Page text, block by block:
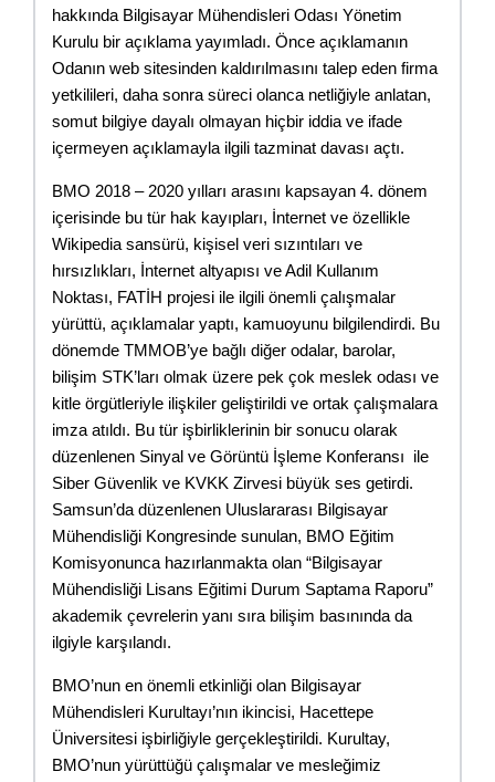
hakkında Bilgisayar Mühendisleri Odası Yönetim
Kurulu bir açıklama yayımladı. Önce açıklamanın
Odanın web sitesinden kaldırılmasını talep eden firma
yetkilileri, daha sonra süreci olanca netliğiyle anlatan,
somut bilgiye dayalı olmayan hiçbir iddia ve ifade
içermeyen açıklamayla ilgili tazminat davası açtı.
BMO 2018 – 2020 yılları arasını kapsayan 4. dönem
içerisinde bu tür hak kayıpları, İnternet ve özellikle
Wikipedia sansürü, kişisel veri sızıntıları ve
hırsızlıkları, İnternet altyapısı ve Adil Kullanım
Noktası, FATİH projesi ile ilgili önemli çalışmalar
yürüttü, açıklamalar yaptı, kamuoyunu bilgilendirdi. Bu
dönemde TMMOB’ye bağlı diğer odalar, barolar,
bilişim STK’ları olmak üzere pek çok meslek odası ve
kitle örgütleriyle ilişkiler geliştirildi ve ortak çalışmalara
imza atıldı. Bu tür işbirliklerinin bir sonucu olarak
düzenlenen Sinyal ve Görüntü İşleme Konferansı  ile
Siber Güvenlik ve KVKK Zirvesi büyük ses getirdi.
Samsun’da düzenlenen Uluslararası Bilgisayar
Mühendisliği Kongresinde sunulan, BMO Eğitim
Komisyonunca hazırlanmakta olan “Bilgisayar
Mühendisliği Lisans Eğitimi Durum Saptama Raporu”
akademik çevrelerin yanı sıra bilişim basınında da
ilgiyle karşılandı.
BMO’nun en önemli etkinliği olan Bilgisayar
Mühendisleri Kurultayı’nın ikincisi, Hacettepe
Üniversitesi işbirliğiyle gerçekleştirildi. Kurultay,
BMO’nun yürüttüğü çalışmalar ve mesleğimiz